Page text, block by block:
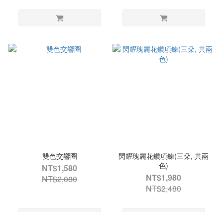
雙色交響圈
NT$1,580
NT$2,080
閃耀瑰麗花鑽項鍊(三朵, 共兩
色)
NT$1,980
NT$2,480